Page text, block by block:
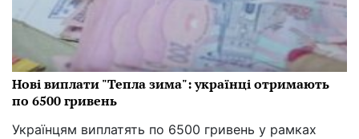
Нові виплати "Тепла зима": українці отримають
по 6500 гривень
Українцям виплатять по 6500 гривень у рамках